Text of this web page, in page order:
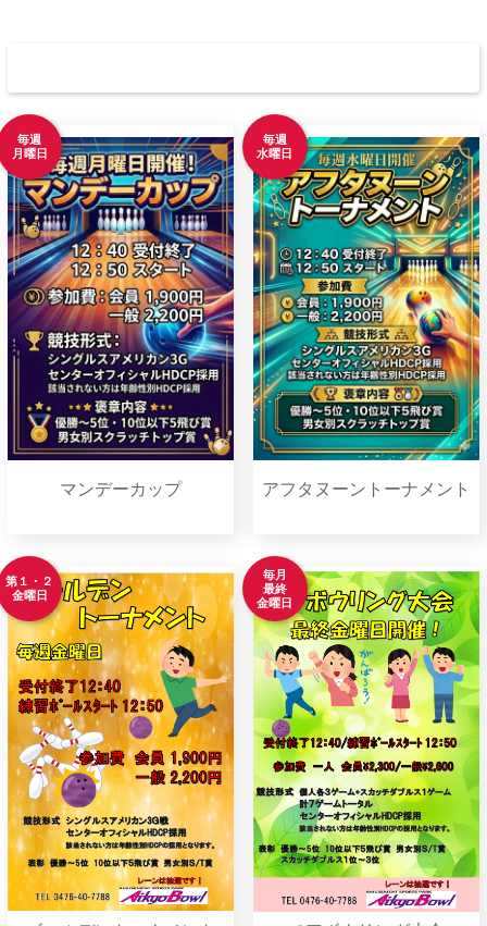
マンデーカップ
毎週
月曜日
アフタヌーントーナメント
毎週
水曜日
第１・２
金曜日
毎月
最終
金曜日